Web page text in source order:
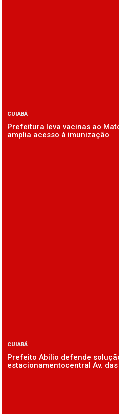
CUIABÁ
Prefeitura leva vacinas ao
amplia acesso à imunização
CUIABÁ
Prefeito Abilio defende
estacionamentocentral Av.